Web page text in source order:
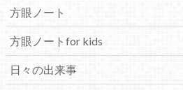
方眼ノート
方眼ノートfor kids
日々の出来事